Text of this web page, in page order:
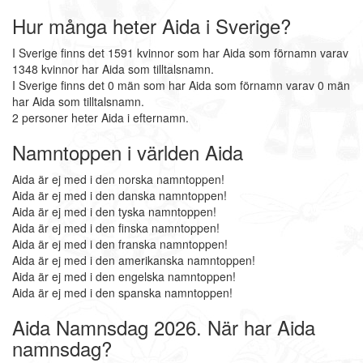
Hur många heter Aida i Sverige?
I Sverige finns det 1591 kvinnor som har Aida som förnamn varav
1348 kvinnor har Aida som tilltalsnamn.
I Sverige finns det 0 män som har Aida som förnamn varav 0 män
har Aida som tilltalsnamn.
2 personer heter Aida i efternamn.
Namntoppen i världen Aida
Aida är ej med i den norska namntoppen!
Aida är ej med i den danska namntoppen!
Aida är ej med i den tyska namntoppen!
Aida är ej med i den finska namntoppen!
Aida är ej med i den franska namntoppen!
Aida är ej med i den amerikanska namntoppen!
Aida är ej med i den engelska namntoppen!
Aida är ej med i den spanska namntoppen!
Aida Namnsdag 2026. När har Aida
namnsdag?